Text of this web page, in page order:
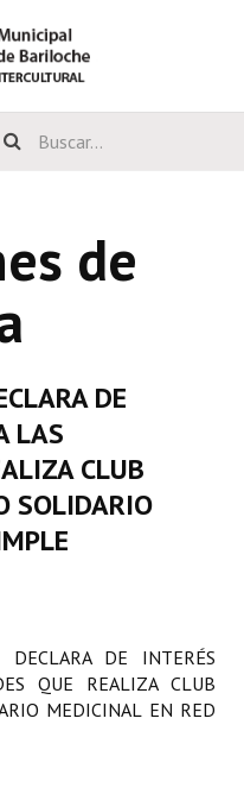
de
DE
LAS
CLUB
SOLIDARIO
DECLARA DE INTERÉS
QUE REALIZA CLUB
MEDICINAL EN RED